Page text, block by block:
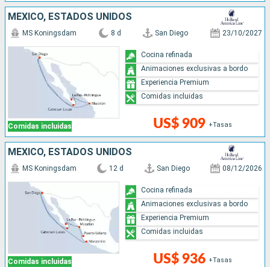
MÉXICO, ESTADOS UNIDOS
Comidas incluidas
MS Koningsdam 8 d San Diego 23/10/2027
US$ 909 +Tasas
Cocina refinada
Animaciones exclusivas a bordo
Experiencia Premium
Comidas incluidas
MÉXICO, ESTADOS UNIDOS
Comidas incluidas
MS Koningsdam 12 d San Diego 08/12/2026
US$ 936 +Tasas
Cocina refinada
Animaciones exclusivas a bordo
Experiencia Premium
Comidas incluidas